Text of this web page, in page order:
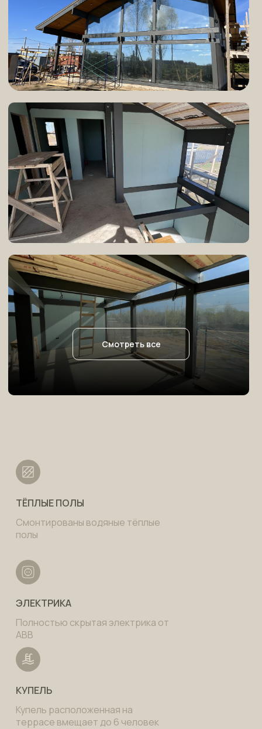
Смотреть все
ТЁПЛЫЕ ПОЛЫ
Смонтированы водяные тёплые
полы
ЭЛЕКТРИКА
Полностью скрытая электрика от
ABB
КУПЕЛЬ
Купель расположенная на
террасе вмещает до 6 человек